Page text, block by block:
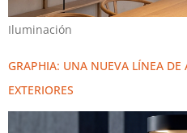
Iluminación
GRAPHIA: UNA NUEVA LÍNEA DE
EXTERIORES